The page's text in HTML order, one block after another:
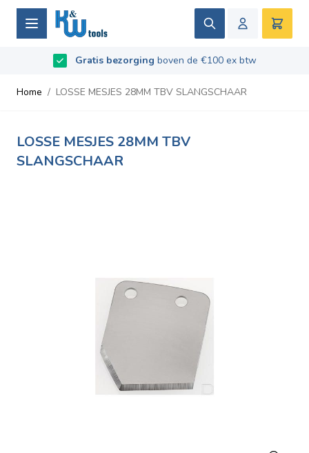
Ga naar de inhoud
Zoek
B2B / Grotere aantallen bestellen?
vraag naar de
voorwaarden
Beoordeeld met9.5/10- Gebaseerd op 669 recensies
Home / LOSSE MESJES 28MM TBV SLANGSCHAAR
LOSSE MESJES 28MM TBV
SLANGSCHAAR